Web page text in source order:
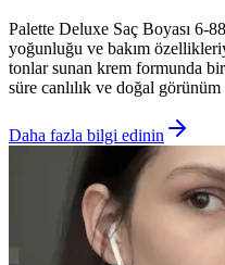
Palette Deluxe Saç Boyası 6-
yoğunluğu ve bakım
tonlar sunan krem formunda bir
süre canlılık ve doğal
Daha fazla bilgi edinin